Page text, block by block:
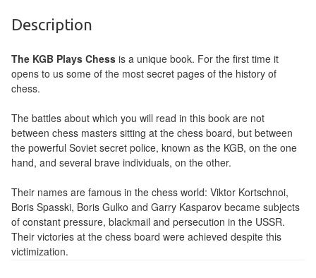
anglais
Livres
en
Tables
Accessoires
Jeux
de
société
Description
The KGB Plays Chess is a unique book. For the first time it
opens to us some of the most secret pages of the history of
chess.
The battles about which you will read in this book are not
between chess masters sitting at the chess board, but between
the powerful Soviet secret police, known as the KGB, on the one
hand, and several brave individuals, on the other.
Their names are famous in the chess world: Viktor Kortschnoi,
Boris Spasski, Boris Gulko and Garry Kasparov became subjects
of constant pressure, blackmail and persecution in the USSR.
Their victories at the chess board were achieved despite this
victimization.